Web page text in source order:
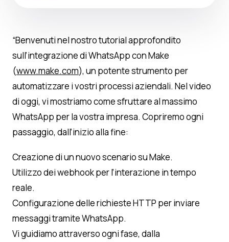
“Benvenuti nel nostro tutorial approfondito
sull’integrazione di WhatsApp con Make
(www.make.com), un potente strumento per
automatizzare i vostri processi aziendali. Nel video
di oggi, vi mostriamo come sfruttare al massimo
WhatsApp per la vostra impresa. Copriremo ogni
passaggio, dall’inizio alla fine:
Creazione di un nuovo scenario su Make.
Utilizzo dei webhook per l’interazione in tempo
reale.
Configurazione delle richieste HTTP per inviare
messaggi tramite WhatsApp.
Vi guidiamo attraverso ogni fase, dalla